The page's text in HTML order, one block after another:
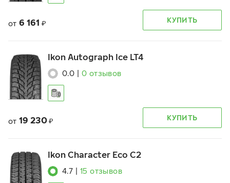
от 6 161 ₽ КУПИТЬ
Ikon Autograph Ice LT4
0.0 0 отзывов
от 19 230 ₽ КУПИТЬ
Ikon Character Eco C2
4.7 15 отзывов